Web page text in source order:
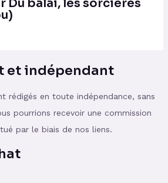
Du balai, les sorcières
et indépendant
rédigés en toute indépendance, sans
pourrions recevoir une commission
par le biais de nos liens.